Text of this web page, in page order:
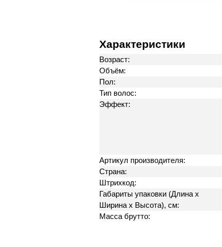
Характеристики
Возраст:
Объём:
Пол:
Тип волос:
Эффект:
Артикул производителя:
Страна:
Штрихкод:
Габариты упаковки (Длина х
Ширина х Высота), см:
Масса брутто: